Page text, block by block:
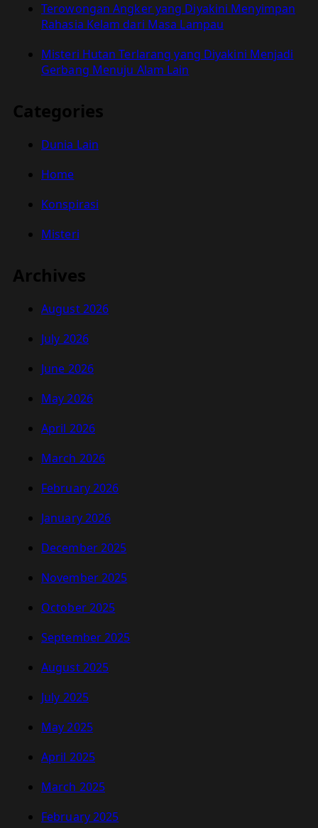
Terowongan Angker yang Diyakini Menyimpan
Rahasia Kelam dari Masa Lampau
Misteri Hutan Terlarang yang Diyakini Menjadi
Gerbang Menuju Alam Lain
Categories
Dunia Lain
Home
Konspirasi
Misteri
Archives
August 2026
July 2026
June 2026
May 2026
April 2026
March 2026
February 2026
January 2026
December 2025
November 2025
October 2025
September 2025
August 2025
July 2025
May 2025
April 2025
March 2025
February 2025